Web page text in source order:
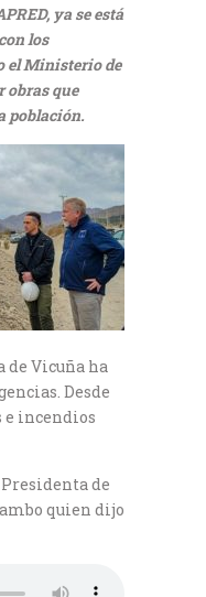
ya se está
los
el Ministerio de
obras que
población.
Vicuña ha
Desde
incendios
de
quien dijo